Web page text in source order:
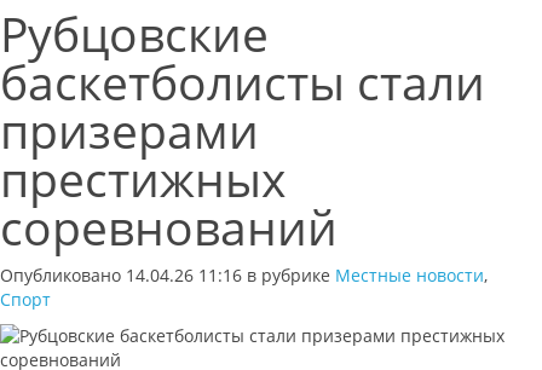
Рубцовские
баскетболисты стали
призерами
престижных
соревнований
Опубликовано 14.04.26 11:16 в рубрике Местные новости,
Спорт